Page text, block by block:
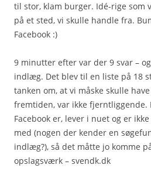
til stor, klam burger. Idé-rige som
på et sted, vi skulle handle fra.
Facebook :)
9 minutter efter var der 9 svar –
indlæg. Det blev til en liste på 18
tanken om, at vi måske skulle
fremtiden, var ikke fjerntliggende.
Facebook er, lever i nuet og er
med (nogen der kender en
indlæg?), så det måtte jo komme
opslagsværk – svendk.dk